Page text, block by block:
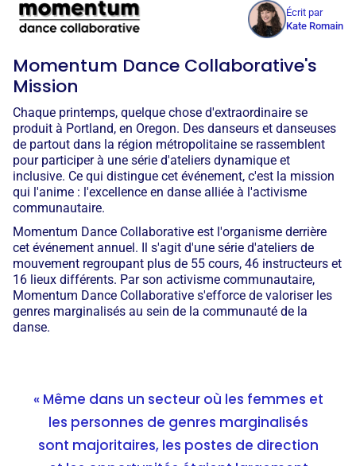
Écrit par
Kate Romain
Momentum Dance Collaborative's
Mission
Chaque printemps, quelque chose d'extraordinaire se
produit à Portland, en Oregon. Des danseurs et danseuses
de partout dans la région métropolitaine se rassemblent
pour participer à une série d'ateliers dynamique et
inclusive. Ce qui distingue cet événement, c'est la mission
qui l'anime : l'excellence en danse alliée à l'activisme
communautaire.
Momentum Dance Collaborative est l'organisme derrière
cet événement annuel. Il s'agit d'une série d'ateliers de
mouvement regroupant plus de 55 cours, 46 instructeurs et
16 lieux différents. Par son activisme communautaire,
Momentum Dance Collaborative s'efforce de valoriser les
genres marginalisés au sein de la communauté de la
danse.
« Même dans un secteur où les femmes et
les personnes de genres marginalisés
sont majoritaires, les postes de direction